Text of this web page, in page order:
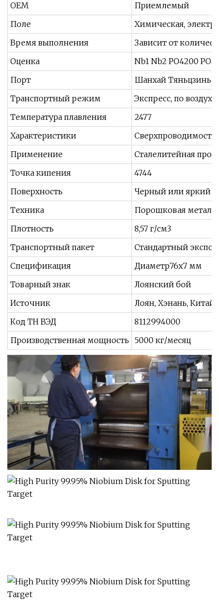
OEM
Приемлемый
Поле
Химическая,
Время выполнения
Зависит от
Оценка
Nb1 Nb2 РО4200
Порт
Шанхай Тяньцзинь
Транспортный режим
Экспресс, по
Температура плавления
2477
Характеристики
Применение
Сталелитейная
Точка кипения
4744
Поверхность
Черный или яркий
Техника
Порошковая
Плотность
8,57 г/см3
Транспортный пакет
Стандартный
Спецификация
Диаметр76x7 мм
Товарный знак
Лоянский бой
Источник
Лоян, Хэнань, Китай
Код ТН ВЭД
8112994000
Производственная мощность
5000 кг/месяц